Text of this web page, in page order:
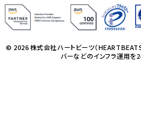
© 2026 株式会社ハートビーツ（
バーなどのインフラ運用を